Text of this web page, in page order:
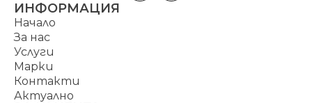
ИНФОРМАЦИЯ
Начало
За нас
Услуги
Марки
Контакти
Актуално